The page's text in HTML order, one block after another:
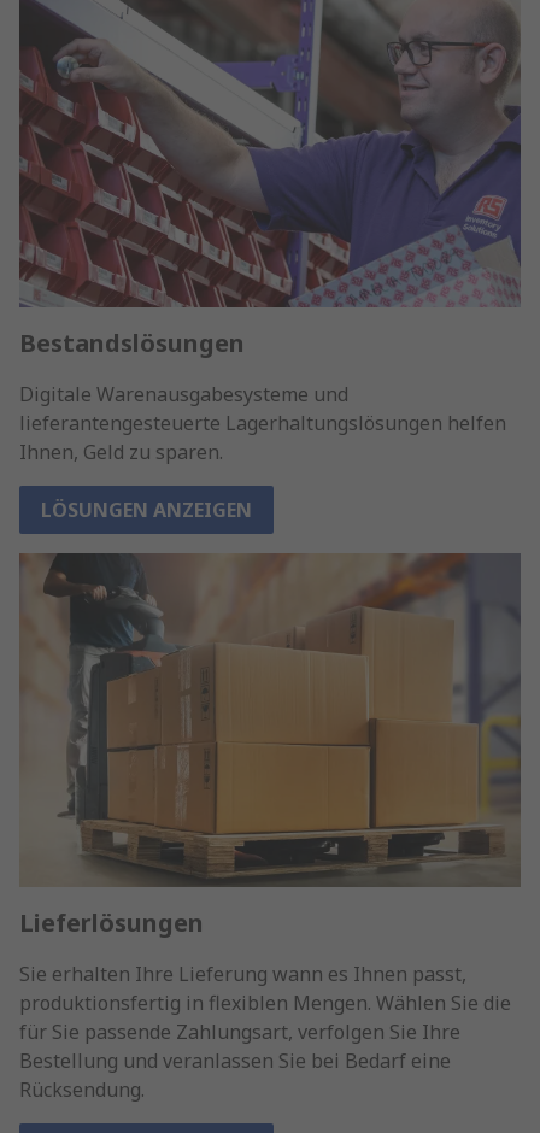
Bestandslösungen
Digitale Warenausgabesysteme und
lieferantengesteuerte Lagerhaltungslösungen helfen
Ihnen, Geld zu sparen.
LÖSUNGEN ANZEIGEN
Lieferlösungen
Sie erhalten Ihre Lieferung wann es Ihnen passt,
produktionsfertig in flexiblen Mengen. Wählen Sie die
für Sie passende Zahlungsart, verfolgen Sie Ihre
Bestellung und veranlassen Sie bei Bedarf eine
Rücksendung.